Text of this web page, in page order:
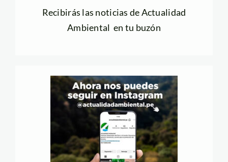
Recibirás las noticias de Actualidad
Ambiental en tu buzón